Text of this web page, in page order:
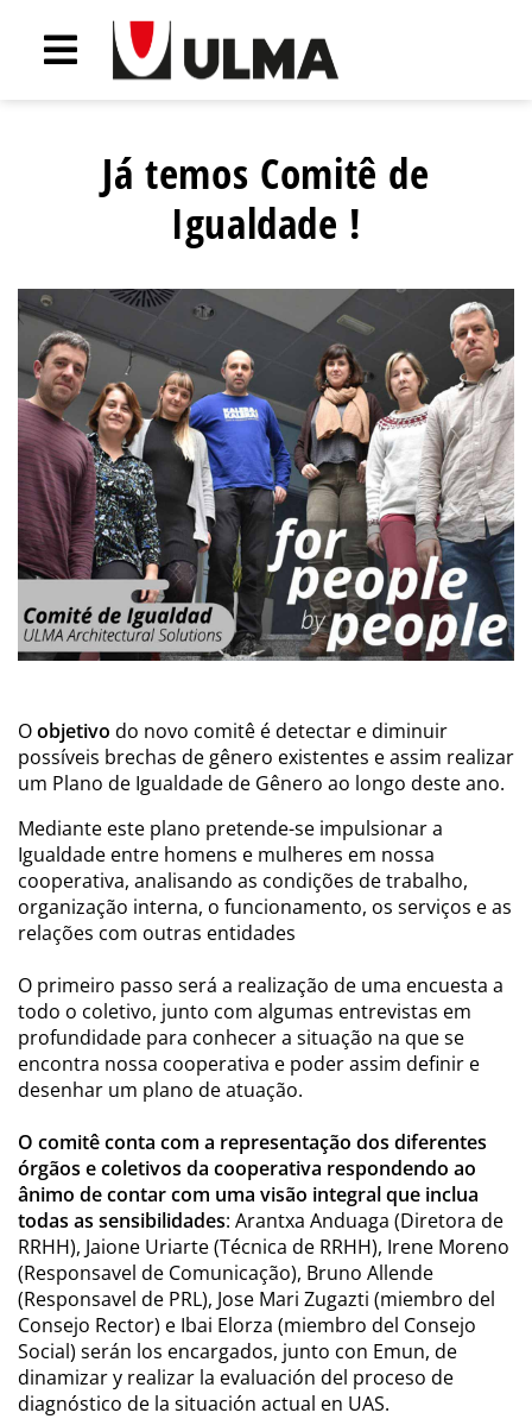
Já temos Comitê de
Igualdade !
Oobjetivo do novo comitê é detectar e diminuir
possíveis brechas de gênero existentes e assim realizar
um Plano de Igualdade de Gênero ao longo deste ano.
Mediante este plano pretende-se impulsionar a
Igualdade entre homens e mulheres em nossa
cooperativa, analisando as condições de trabalho,
organização interna, o funcionamento, os serviços e as
relações com outras entidades
O primeiro passo será a realização de uma encuesta a
todo o coletivo, junto com algumas entrevistas em
profundidade para conhecer a situação na que se
encontra nossa cooperativa e poder assim definir e
desenhar um plano de atuação.
O comitê conta com a representação dos diferentes
órgãos e coletivos da cooperativa respondendo ao
ânimo de contar com uma visão integral que inclua
todas as sensibilidades: Arantxa Anduaga (Diretora de
RRHH), Jaione Uriarte (Técnica de RRHH), Irene Moreno
(Responsavel de Comunicação), Bruno Allende
(Responsavel de PRL), Jose Mari Zugazti (miembro del
Consejo Rector) e Ibai Elorza (miembro del Consejo
Social) serán los encargados, junto con Emun, de
dinamizar y realizar la evaluación del proceso de
diagnóstico de la situación actual en UAS.